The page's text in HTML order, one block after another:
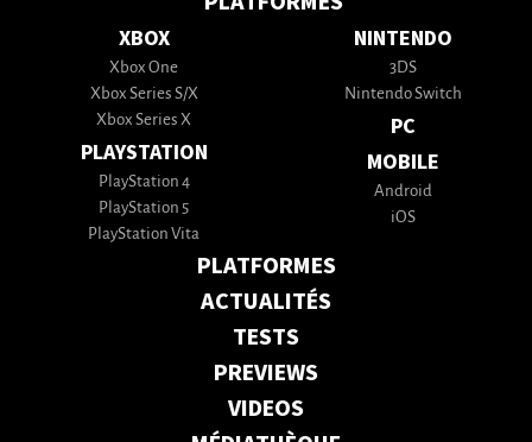
XBOX
Xbox One
Xbox Series S/X
Xbox Series X
PLAYSTATION
PlayStation 4
PlayStation 5
PlayStation Vita
NINTENDO
3DS
Nintendo Switch
PC
MOBILE
Android
iOS
PLATFORMES
ACTUALITÉS
TESTS
PREVIEWS
VIDEOS